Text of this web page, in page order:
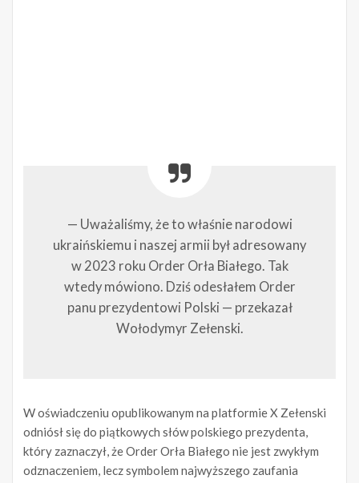
— Uważaliśmy, że to właśnie narodowi
ukraińskiemu i naszej armii był adresowany
w 2023 roku Order Orła Białego. Tak
wtedy mówiono. Dziś odesłałem Order
panu prezydentowi Polski — przekazał
Wołodymyr Zełenski.
W oświadczeniu opublikowanym na platformie X Zełenski
odniósł się do piątkowych słów polskiego prezydenta,
który zaznaczył, że Order Orła Białego nie jest zwykłym
odznaczeniem, lecz symbolem najwyższego zaufania